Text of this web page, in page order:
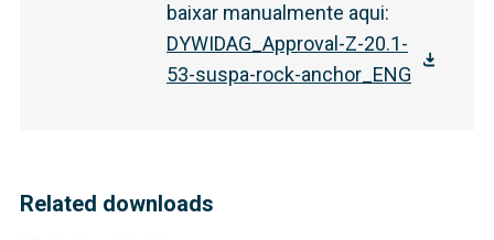
baixar manualmente aqui:
DYWIDAG_Approval-Z-20.1-
53-suspa-rock-anchor_ENG
Related downloads